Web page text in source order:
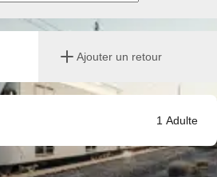
Ajouter un retour
1 Adulte